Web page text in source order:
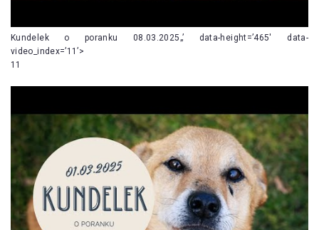
Kundelek o poranku 08.03.2025„’ data-height=’465′ data-
video_index=’11’>
11